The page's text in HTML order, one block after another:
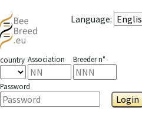
Language:
country Association Breeder n°
Password
Login